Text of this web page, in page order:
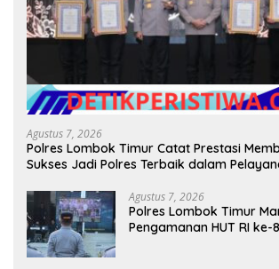
Agustus 7, 2026
Polres Lombok Timur Catat Prestasi
Sukses Jadi Polres Terbaik dalam
Agustus 7, 2026
Polres Lombok Timur
Pengamanan HUT RI ke-